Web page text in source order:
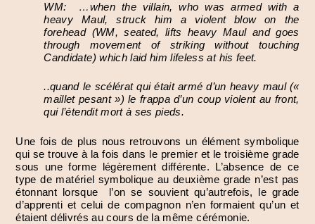
WM: …when the villain, who was armed with a
heavy Maul, struck him a violent blow on the
forehead (WM, seated, lifts heavy Maul and goes
through movement of striking without touching
Candidate) which laid him lifeless at his feet.
..quand le scélérat qui était armé d’un heavy maul («
maillet pesant ») le frappa d’un coup violent au front,
qui l’étendit mort à ses pieds.
Une fois de plus nous retrouvons un élément symbolique
qui se trouve à la fois dans le premier et le troisième grade
sous une forme légèrement différente. L’absence de ce
type de matériel symbolique au deuxième grade n’est pas
étonnant lorsque l’on se souvient qu’autrefois, le grade
d’apprenti et celui de compagnon n’en formaient qu’un et
étaient délivrés au cours de la même cérémonie.